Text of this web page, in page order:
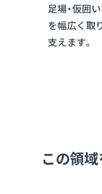
足場・仮囲
を幅広く取
支えます。
この領